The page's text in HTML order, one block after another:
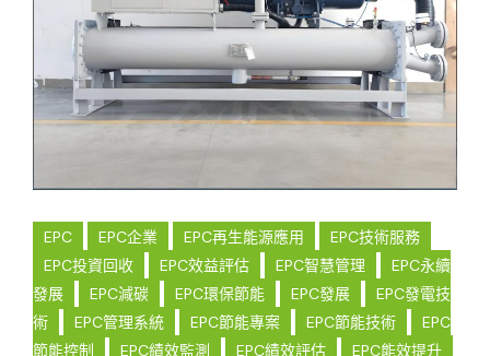
EPC EPC企業 EPC再生能源應用
EPC技術服務
EPC投資回收
EPC效益評估 EPC智慧管理
EPC永續
發展
EPC減碳 EPC環保節能 EPC發展
EPC發電技
術
EPC管理系統 EPC節能專案 EPC節能技術
EPC
節能控制
EPC績效監測 EPC績效評估
EPC能效提升